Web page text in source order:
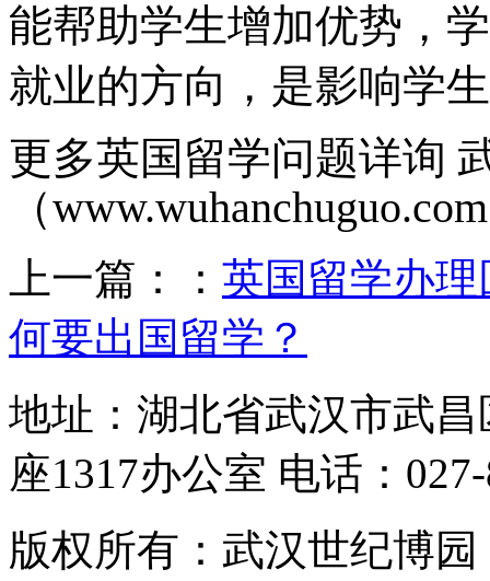
能帮助学生增加优势，
就业的方向，是影响学
更多英国留学问题详询
（
上一篇：： 英国留学办
何要出国留学？
地址：湖北省武汉市武
座1317办公室 电话：
版权所有：武汉世纪博园